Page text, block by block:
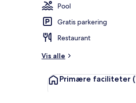
Pool
Gratis parkering
Restaurant
Vis alle
Primære faciliteter